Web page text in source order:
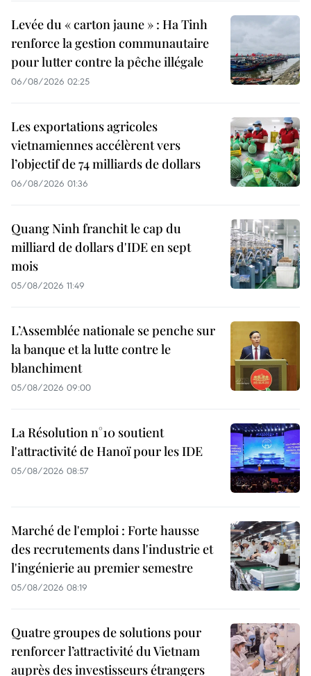
Levée du « carton jaune » : Ha Tinh
renforce la gestion communautaire
pour lutter contre la pêche illégale
06/08/2026 02:25
Les exportations agricoles
vietnamiennes accélèrent vers
l’objectif de 74 milliards de dollars
06/08/2026 01:36
Quang Ninh franchit le cap du
milliard de dollars d'IDE en sept
mois
05/08/2026 11:49
L’Assemblée nationale se penche sur
la banque et la lutte contre le
blanchiment
05/08/2026 09:00
La Résolution n°10 soutient
l'attractivité de Hanoï pour les IDE
05/08/2026 08:57
Marché de l'emploi : Forte hausse
des recrutements dans l'industrie et
l'ingénierie au premier semestre
05/08/2026 08:19
Quatre groupes de solutions pour
renforcer l’attractivité du Vietnam
auprès des investisseurs étrangers